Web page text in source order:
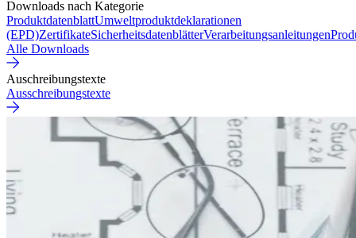
Downloads nach Kategorie
ProduktdatenblattUmweltproduktdeklarationen
(EPD)ZertifikateSicherheitsdatenblätterVerarbeitungsanleitungen
Alle Downloads
Auschreibungstexte
Ausschreibungstexte